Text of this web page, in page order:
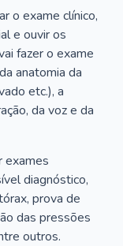
o exame clínico,
e ouvir os
fazer o exame
anatomia da
etc.), a
da voz e da
exames
diagnóstico,
prova de
das pressões
outros.